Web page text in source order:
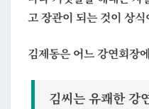
고 장관이 되는 것이 상식
김제동은 어느 강연회장
김씨는 유쾌한 강